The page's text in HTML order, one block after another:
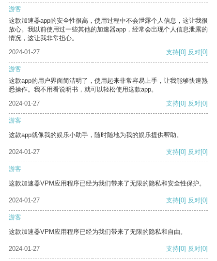
游客
这款加速器app的安全性很高，使用过程中不会泄露个人信息，这让我很
放心。我以前使用过一些其他的加速器app，经常会出现个人信息泄露的
情况，这让我非常担心。
2024-01-27
支持[0] 反对[0]
游客
这款app的用户界面简洁明了，使用起来非常容易上手，让我能够快速熟
悉操作。我不用看说明书，就可以轻松使用这款app。
2024-01-27
支持[0] 反对[0]
游客
这款app就像我的娱乐小助手，随时随地为我的娱乐提供帮助。
2024-01-27 支持[0] 反对[0]
游客
这款加速器VPM应用程序已经为我们带来了无限的隐私和安全性保护。
2024-01-27 支持[0] 反对[0]
游客
这款加速器VPM应用程序已经为我们带来了无限的隐私和自由。
2024-01-27 支持[0] 反对[0]